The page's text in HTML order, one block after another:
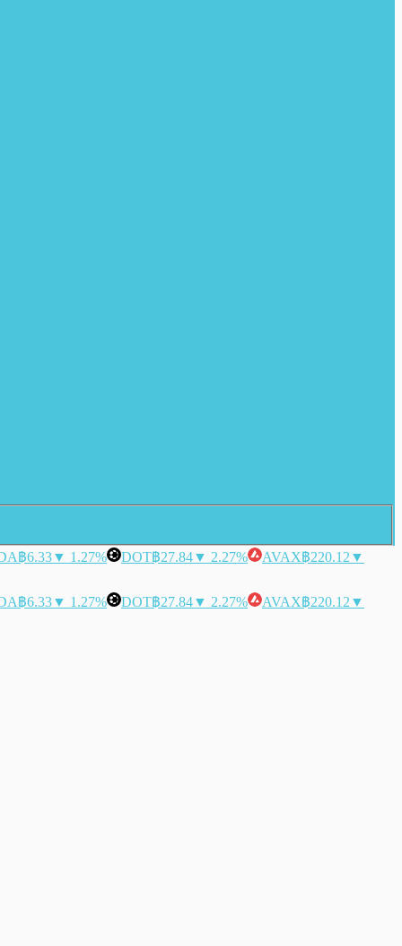
฿6.33▼ 1.27% DOT฿27.84▼ 2.27% AVAX฿220.12 ▼
฿6.33▼ 1.27% DOT฿27.84▼ 2.27% AVAX฿220.12 ▼